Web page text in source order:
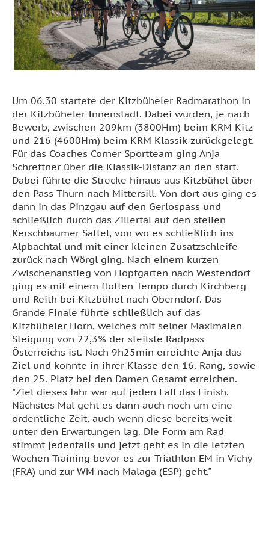
Um 06.30 startete der Kitzbüheler Radmarathon in
der Kitzbüheler Innenstadt. Dabei wurden, je nach
Bewerb, zwischen 209km (3800Hm) beim KRM Kitz
und 216 (4600Hm) beim KRM Klassik zurückgelegt.
Für das Coaches Corner Sportteam ging Anja
Schrettner über die Klassik-Distanz an den start.
Dabei führte die Strecke hinaus aus Kitzbühel über
den Pass Thurn nach Mittersill. Von dort aus ging es
dann in das Pinzgau auf den Gerlospass und
schließlich durch das Zillertal auf den steilen
Kerschbaumer Sattel, von wo es schließlich ins
Alpbachtal und mit einer kleinen Zusatzschleife
zurück nach Wörgl ging. Nach einem kurzen
Zwischenanstieg von Hopfgarten nach Westendorf
ging es mit einem flotten Tempo durch Kirchberg
und Reith bei Kitzbühel nach Oberndorf. Das
Grande Finale führte schließlich auf das
Kitzbüheler Horn, welches mit seiner Maximalen
Steigung von 22,3% der steilste Radpass
Österreichs ist. Nach 9h25min erreichte Anja das
Ziel und konnte in ihrer Klasse den 16. Rang, sowie
den 25. Platz bei den Damen Gesamt erreichen.
"Ziel dieses Jahr war auf jeden Fall das Finish.
Nächstes Mal geht es dann auch noch um eine
ordentliche Zeit, auch wenn diese bereits weit
unter den Erwartungen lag. Die Form am Rad
stimmt jedenfalls und jetzt geht es in die letzten
Wochen Training bevor es zur Triathlon EM in Vichy
(FRA) und zur WM nach Malaga (ESP) geht."